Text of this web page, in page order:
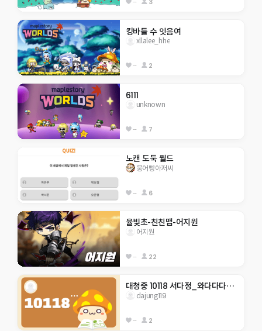
-- 3
킹바들 수 잇음여
xllalee_hhe
-- 2
6111
unknown
-- 7
노캔 도둑 월드
붕어빵아저씨
-- 6
율빛초-친친맵-어지원
어지원
-- 22
대청중 10118 서다정_와다다다닥 모험!
dajung119
-- 2